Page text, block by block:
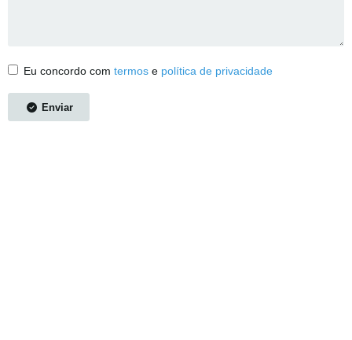
Eu concordo com termos e política de privacidade
Enviar